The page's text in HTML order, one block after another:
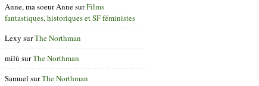
Anne, ma soeur AnnesurFilms
fantastiques, historiques et SF féministes
Lexy surThe Northman
milù surThe Northman
Samuel surThe Northman